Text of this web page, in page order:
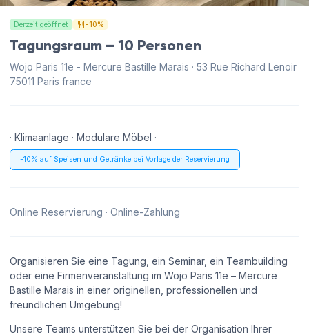
Derzeit geöffnet -10%
Tagungsraum – 10 Personen
Wojo Paris 11e - Mercure Bastille Marais · 53 Rue Richard Lenoir
75011 Paris france
· Klimaanlage · Modulare Möbel ·
-10% auf Speisen und Getränke bei Vorlage der Reservierung
Online Reservierung · Online-Zahlung
Organisieren Sie eine Tagung, ein Seminar, ein Teambuilding
oder eine Firmenveranstaltung im Wojo Paris 11e – Mercure
Bastille Marais in einer originellen, professionellen und
freundlichen Umgebung!
Unsere Teams unterstützen Sie bei der Organisation Ihrer